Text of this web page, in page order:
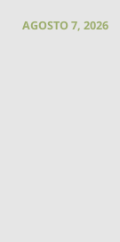
AGOSTO 7, 2026